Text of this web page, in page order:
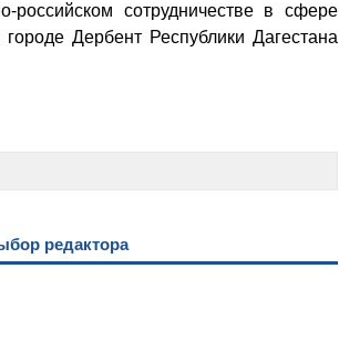
российском сотрудничестве в сфере
Дербент Республики Дагестана
редактора